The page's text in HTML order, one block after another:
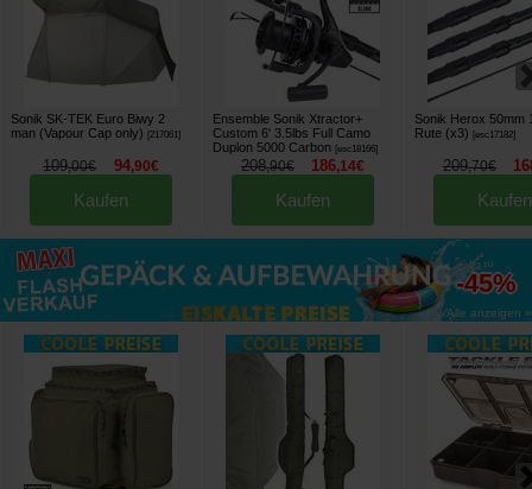
Sonik SK-TEK Euro Biwy 2
man (Vapour Cap only)
[217061]
109,00€ 94,90€
Kaufen
Ensemble Sonik Xtractor+
Custom 6' 3.5lbs Full Camo
Duplon 5000 Carbon [esc18166]
208,90€ 186,14€
Kaufen
Sonik Herox 50mm
Rute (x3)
[esc17182]
209,70€
Kaufen
bis zu
-45%
Alle anzeigen »